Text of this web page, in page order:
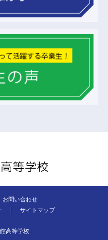
お問い合わせ
サイトマップ
高等学校